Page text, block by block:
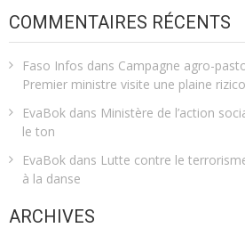
COMMENTAIRES RÉCENTS
Faso Infos dans Campagne agro-
Premier ministre visite une plaine
EvaBok dans Ministère de l’action
le ton
EvaBok dans Lutte contre le
à la danse
ARCHIVES